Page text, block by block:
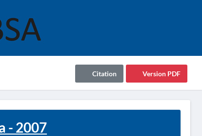
Version PDF
Citation
- 2007